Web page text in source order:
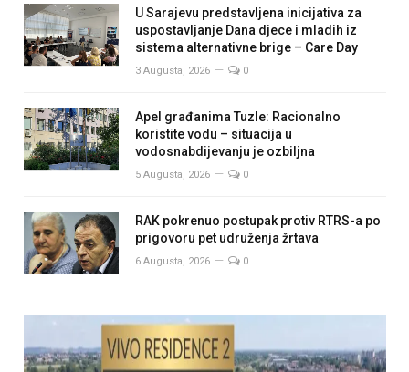
U Sarajevu predstavljena inicijativa za
uspostavljanje Dana djece i mladih iz
sistema alternativne brige – Care Day
3 Augusta, 2026 0
Apel građanima Tuzle: Racionalno
koristite vodu – situacija u
vodosnabdijevanju je ozbiljna
5 Augusta, 2026 0
RAK pokrenuo postupak protiv RTRS-a po
prigovoru pet udruženja žrtava
6 Augusta, 2026 0